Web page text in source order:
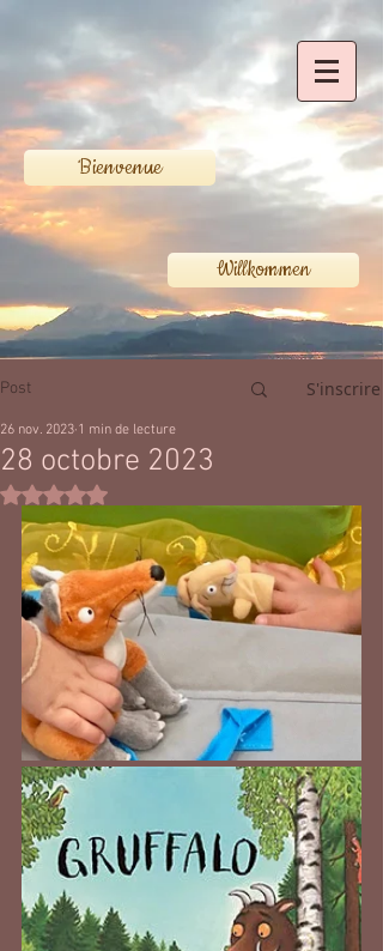
Bienvenue
Willkommen
Post S'inscrire
28 octobre 2023
26 nov. 2023 1 min de lecture
Noté NaN étoiles sur 5.